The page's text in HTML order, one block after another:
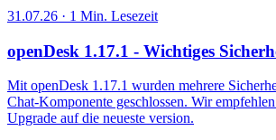
31.07.26 · 1 Min. Lesezeit
openDesk 1.17.1 - Wichtiges
Mit openDesk 1.17.1 wurden mehrere
Chat-Komponente geschlossen. Wir
Upgrade auf die neueste version.